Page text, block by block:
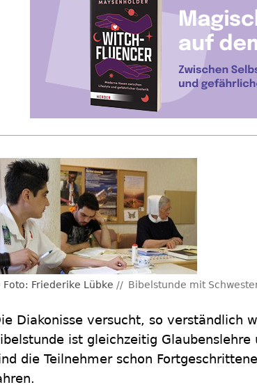
Foto: Friederike Lübke Bibelstunde mit
Diakonisse versucht, so verständlich
ist gleichzeitig
die Teilnehmer schon